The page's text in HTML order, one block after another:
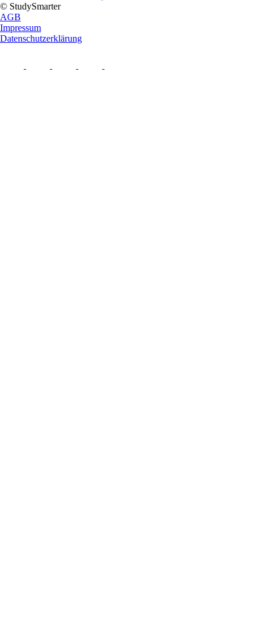
© StudySmarter
AGB
Impressum
Datenschutzerklärung